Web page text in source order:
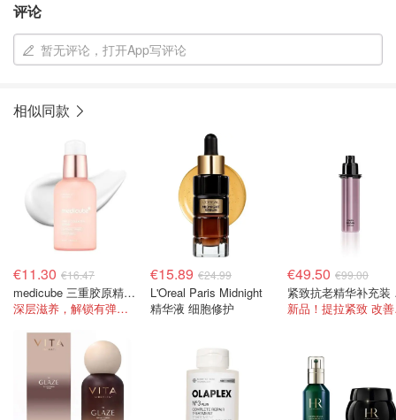
评论
暂无评论，打开App写评论
相似同款
€11.30 €16.47
medicube 三重胶原精华液 55ml
深层滋养，解锁有弹性的“玻璃肌”效果！
€15.89 €24.99
L'Oreal Paris Midnight
精华液 细胞修护
€49.50 €99.00